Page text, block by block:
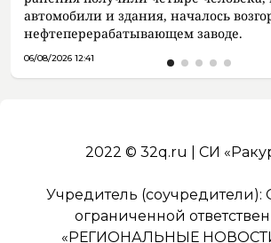
автомобили и здания, началось
нефтеперерабатывающем заводе.
06/08/2026 12:41
2022 © 32q.ru | СИ
Учредитель (соучредители):
ограниченной
«РЕГИОНАЛЬНЫЕ